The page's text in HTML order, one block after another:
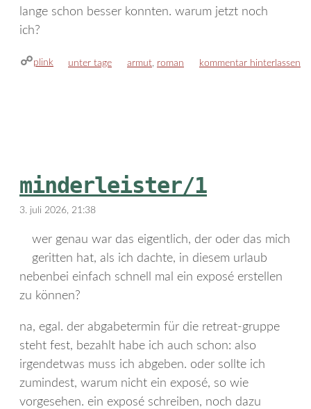
lange schon besser konnten. warum jetzt noch
ich?
plink kategorien
unter tage schlagwörter
armut, roman kommentar hinterlassen
minderleister/1
3. juli 2026, 21:38
wer genau war das eigentlich, der oder das mich
geritten hat, als ich dachte, in diesem urlaub
nebenbei einfach schnell mal ein exposé erstellen
zu können?
na, egal. der abgabetermin für die retreat-gruppe
steht fest, bezahlt habe ich auch schon: also
irgendetwas muss ich abgeben. oder sollte ich
zumindest, warum nicht ein exposé, so wie
vorgesehen. ein exposé schreiben, noch dazu